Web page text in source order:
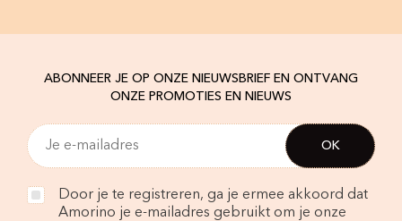
ABONNEER JE OP ONZE NIEUWSBRIEF EN ONTVANG
ONZE PROMOTIES EN NIEUWS
Door je te registreren, ga je ermee akkoord dat
Amorino je e-mailadres gebruikt om je onze